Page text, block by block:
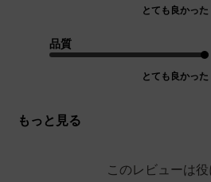
とても良かった
品質
とても良かった
もっと見る
このレビューは